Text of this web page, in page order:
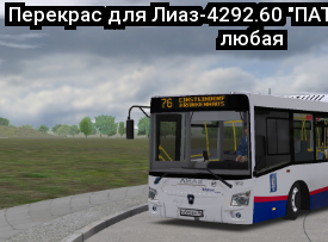
Перекрас для Лиаз-4292.60
любая